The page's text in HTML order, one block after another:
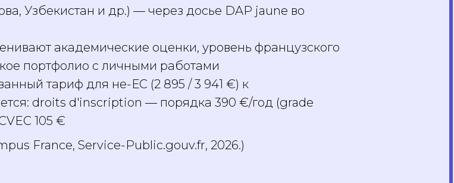
Узбекистан и др.) — через досье DAP jaune во
академические оценки, уровень французского
портфолио с личными работами
тариф для не-ЕС (2 895 / 3 941 €) к
droits d'inscription — порядка 390 €/год (grade
105 €
France, Service-Public.gouv.fr, 2026.)